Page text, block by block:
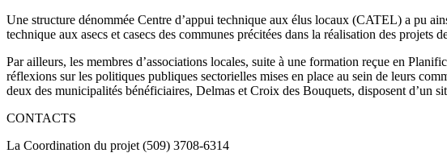
Une structure dénommée Centre d’appui technique aux élus locaux (CATEL) a pu
technique aux asecs et casecs des communes précitées dans la réalisation des projets
Par ailleurs, les membres d’associations locales, suite à une formation reçue en
réflexions sur les politiques publiques sectorielles mises en place au sein de leurs
deux des municipalités bénéficiaires, Delmas et Croix des Bouquets, disposent
CONTACTS
La Coordination du projet (509) 3708-6314